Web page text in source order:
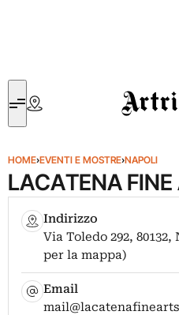
Artribune
HOME›EVENTI E MOSTRE›NAPOLI
LACATENA FINE
Indirizzo
Via Toledo 292,
per la mappa)
Email